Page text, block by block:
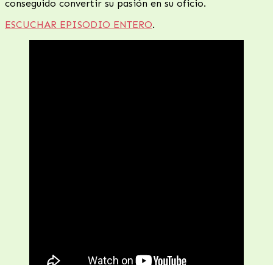
conseguido convertir su pasión en su oficio.
ESCUCHAR EPISODIO ENTERO.